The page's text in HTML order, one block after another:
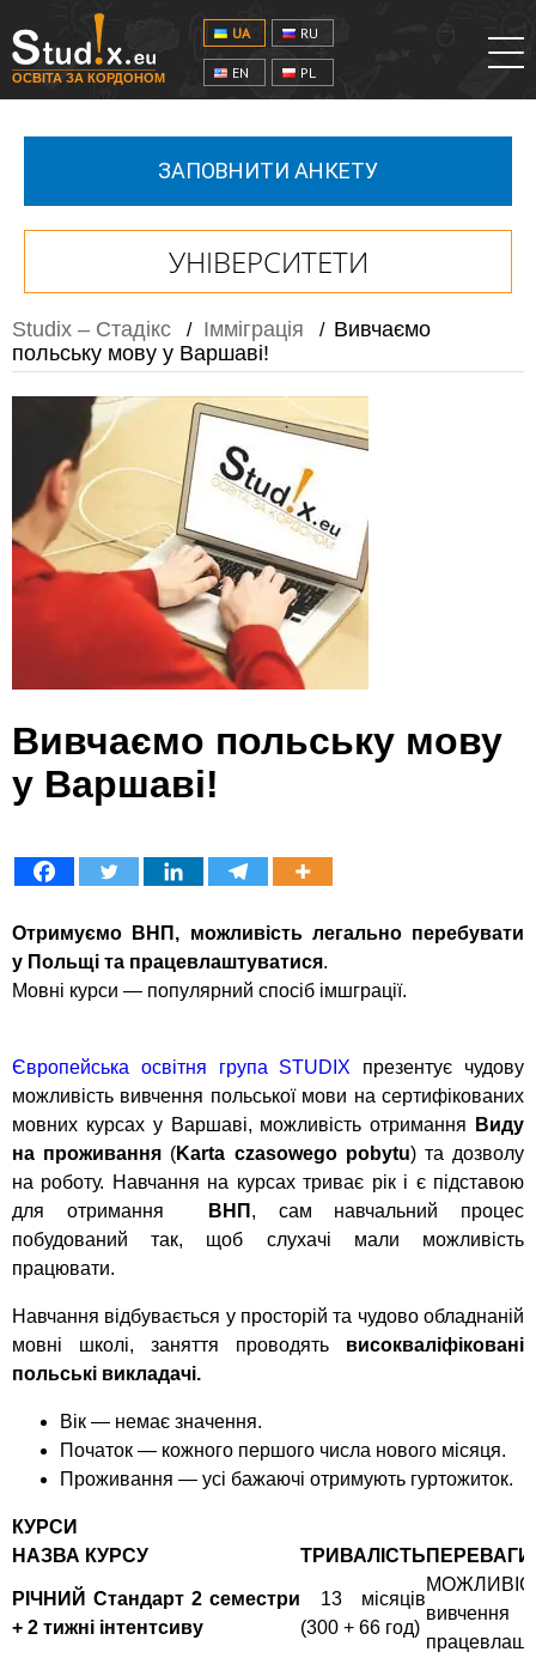
ОСВІТА ЗА КОРДОНОМ
UA RU
EN PL
ЗАПОВНИТИ АНКЕТУ
УНІВЕРСИТЕТИ
Studix – Стадікс / Імміграція / Вивчаємо
польську мову у Варшаві!
Вивчаємо польську мову
у Варшаві!
Отримуємо ВНП, можливість легально перебувати
у Польщі та працевлаштуватися.
Мовні курси — популярний спосіб імшграції.
Європейська освітня група STUDIX презентує чудову
можливість вивчення польської мови на сертифікованих
мовних курсах у Варшаві, можливість отримання
Виду
на проживання (Karta czasowego pobytu) та дозволу
на роботу. Навчання на курсах триває рік і є підставою
для отримання
ВНП , сам навчальний процес
побудований так, щоб слухачі мали можливість
працювати.
Навчання відбувається у просторій та чудово обладнаній
мовні школі, заняття проводять високваліфіковані
польські викладачі.
Вік — немає значення.
Початок — кожного першого числа нового місяця.
Проживання — усі бажаючі отримують гуртожиток.
КУРСИ
НАЗВА КУРСУ
ТРИВАЛІСТЬ ПЕРЕВАГИ
РІЧНИЙ Стандарт 2 семестри
+ 2 тижні інтентсиву
13 місяців
(300 + 66 год)